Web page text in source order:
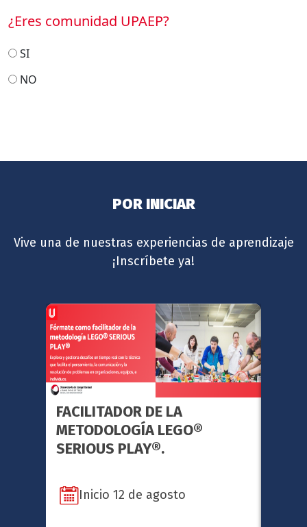
¿Eres comunidad UPAEP?
SI
NO
POR INICIAR
Vive una de nuestras experiencias de aprendizaje
¡Inscríbete ya!
FACILITADOR DE LA
METODOLOGÍA LEGO®
SERIOUS PLAY®.
Inicio 12 de agosto